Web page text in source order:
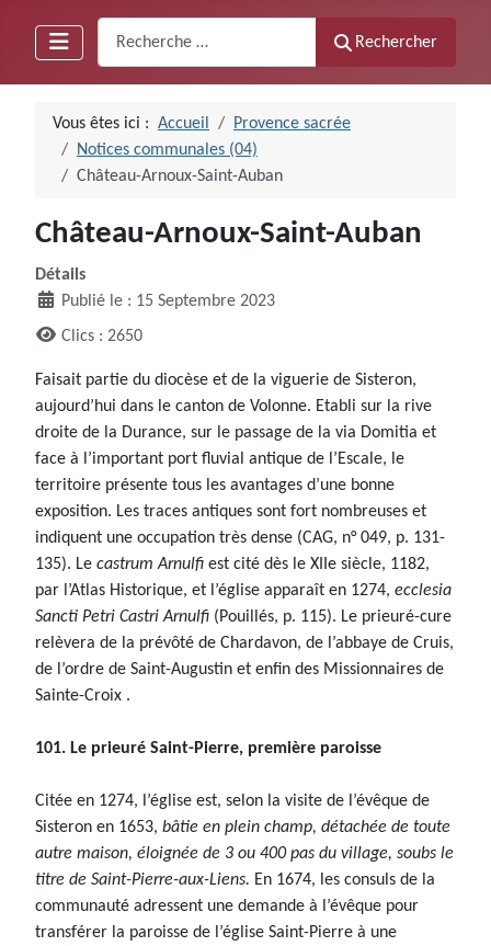
Rechercher
Vous êtes ici : Accueil
Provence sacrée
Notices communales (04)
Château-Arnoux-Saint-Auban
Château-Arnoux-Saint-Auban
Détails
Publié le : 15 Septembre 2023
Clics : 2650
Faisait partie du diocèse et de la viguerie de Sisteron,
aujourd’hui dans le canton de Volonne. Etabli sur la rive
droite de la Durance, sur le passage de la via Domitia et
face à l’important port fluvial antique de l’Escale, le
territoire présente tous les avantages d’une bonne
exposition. Les traces antiques sont fort nombreuses et
indiquent une occupation très dense (CAG, n° 049, p. 131-
135). Le castrum Arnulfi est cité dès le XIIe siècle, 1182,
par l’Atlas Historique, et l’église apparaît en 1274, ecclesia
Sancti Petri Castri Arnulfi (Pouillés, p. 115). Le prieuré-cure
relèvera de la prévôté de Chardavon, de l’abbaye de Cruis,
de l’ordre de Saint-Augustin et enfin des Missionnaires de
Sainte-Croix .
101. Le prieuré Saint-Pierre, première paroisse
Citée en 1274, l’église est, selon la visite de l’évêque de
Sisteron en 1653, bâtie en plein champ, détachée de toute
autre maison, éloignée de 3 ou 400 pas du village, soubs le
titre de Saint-Pierre-aux-Liens. En 1674, les consuls de la
communauté adressent une demande à l’évêque pour
transférer la paroisse de l’église Saint-Pierre à une